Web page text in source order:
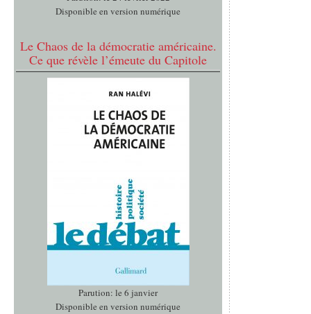
Disponible en version numérique
Le Chaos de la démocratie américaine.
Ce que révèle l’émeute du Capitole
Parution: le 6 janvier
Disponible en version numérique